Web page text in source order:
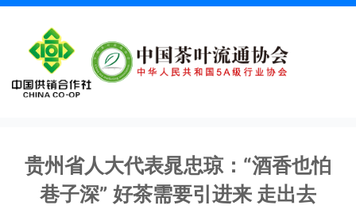
贵州省人大代表晁忠琼：“酒香也怕
巷子深” 好茶需要引进来 走出去